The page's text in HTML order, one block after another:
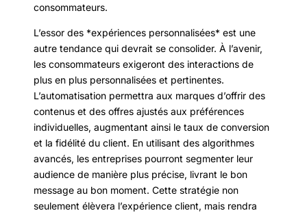
consommateurs.
L’essor des *expériences personnalisées* est une
autre tendance qui devrait se consolider. À l’avenir,
les consommateurs exigeront des interactions de
plus en plus personnalisées et pertinentes.
L’automatisation permettra aux marques d’offrir des
contenus et des offres ajustés aux préférences
individuelles, augmentant ainsi le taux de conversion
et la fidélité du client. En utilisant des algorithmes
avancés, les entreprises pourront segmenter leur
audience de manière plus précise, livrant le bon
message au bon moment. Cette stratégie non
seulement élèvera l’expérience client, mais rendra